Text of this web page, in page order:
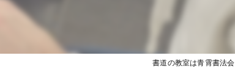
書道の教室は青霄書法会